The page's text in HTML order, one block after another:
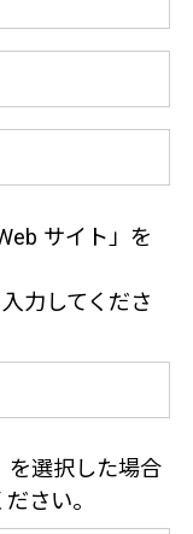
サイト」を
力してくださ
を選択した場合
さい。